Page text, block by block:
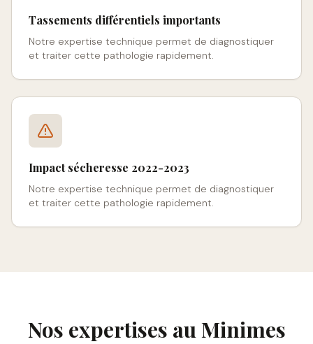
Tassements différentiels importants
Notre expertise technique permet de diagnostiquer
et traiter cette pathologie rapidement.
Impact sécheresse 2022-2023
Notre expertise technique permet de diagnostiquer
et traiter cette pathologie rapidement.
Nos expertises auMinimes